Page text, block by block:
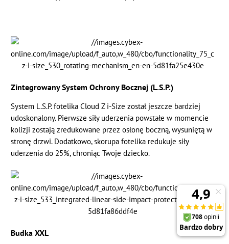
Zintegrowany System Ochrony Bocznej (L.S.P.)
System L.S.P. fotelika Cloud Z i-Size został jeszcze bardziej
udoskonalony. Pierwsze siły uderzenia powstałe w momencie
kolizji zostają zredukowane przez osłonę boczną, wysuniętą w
stronę drzwi. Dodatkowo, skorupa fotelika redukuje siły
uderzenia do 25%, chroniąc Twoje dziecko.
Budka XXL